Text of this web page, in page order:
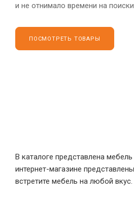
и не отнимало времени на
ПОСМОТРЕТЬ ТОВАРЫ
В каталоге представлена
интернет-магазине
встретите мебель на любой